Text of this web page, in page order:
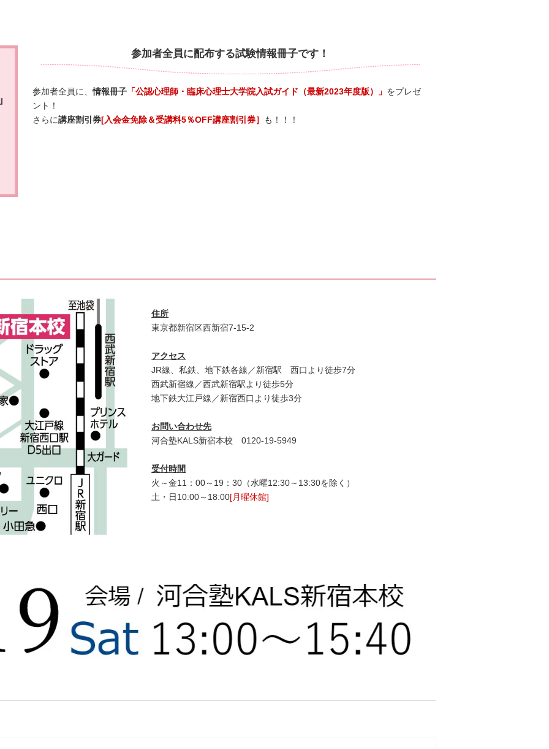
参加者全員に配布する試験情報冊子です！
参加者全員に、情報冊子 「公認心理師・臨床心理士大学院入試ガイド（最新2023年度版）」 をプレゼ
ント！
さらに講座割引券[入会金免除＆受講料5％OFF講座割引券］ も！！！
住所
東京都新宿区西新宿7-15-2
アクセス
JR線、私鉄、地下鉄各線／新宿駅 西口より徒歩7分
西武新宿線／西武新宿駅より徒歩5分
地下鉄大江戸線／新宿西口より徒歩3分
お問い合わせ先
河合塾KALS新宿本校 0120‐19‐5949
受付時間
火～金11：00～19：30（水曜12:30～13:30を除く）
土・日10:00～18:00[月曜休館]